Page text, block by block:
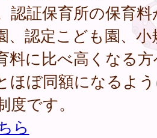
認証保育所の保育
、認定こども園、
料に比べ高くなる
ほぼ同額になるよ
です。
ら